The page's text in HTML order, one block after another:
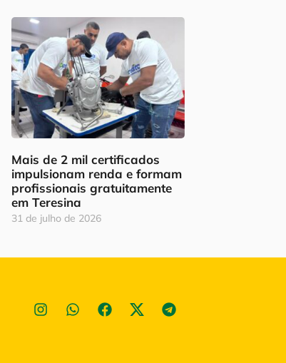
Mais de 2 mil certificados
impulsionam renda e formam
profissionais gratuitamente
em Teresina
31 de julho de 2026